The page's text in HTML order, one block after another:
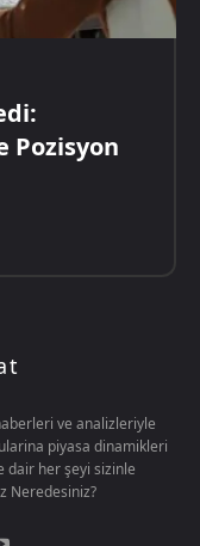
Pozisyon
ve analizleriyle
piyasa dinamikleri
dair her şeyi sizinle
Neredesiniz?